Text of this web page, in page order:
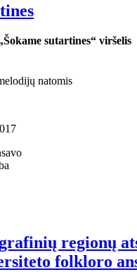
natomis
regionų
folkloro